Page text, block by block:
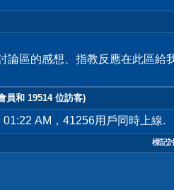
論區的感想、指教反應在此區給
員和 19514 位訪客)
AM，41256用戶同時上線.
標記